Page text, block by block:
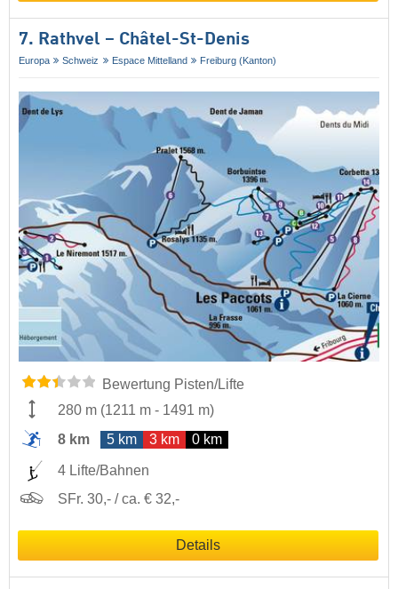
7. Rathvel – Châtel-St-Denis
Europa Schweiz Espace Mittelland Freiburg (Kanton)
Bewertung Pisten/Lifte
280 m (1211 m - 1491 m)
8 km
5 km 3 km 0 km
4 Lifte/Bahnen
SFr. 30,- / ca. € 32,-
Details